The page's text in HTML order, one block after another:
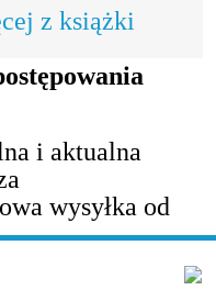
z książki
i aktualna
wysyłka od